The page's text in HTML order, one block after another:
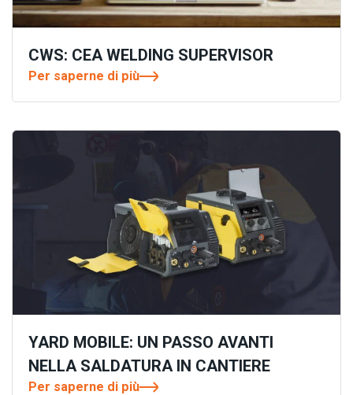
CWS: CEA WELDING SUPERVISOR
Per saperne di più
YARD MOBILE: UN PASSO AVANTI
NELLA SALDATURA IN CANTIERE
Per saperne di più